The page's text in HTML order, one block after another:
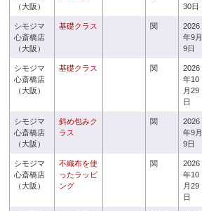
（大阪）
30日
シモジマ
心斎橋店
（大阪）
基礎クラス 関
2026
年9月
9日
シモジマ
心斎橋店
（大阪）
基礎クラス 関
2026
年10
月29
日
シモジマ
心斎橋店
（大阪）
斜め包みク
ラス
関
2026
年9月
9日
シモジマ
心斎橋店
（大阪）
不織布を使
ったラッピ
ング
関
2026
年10
月29
日